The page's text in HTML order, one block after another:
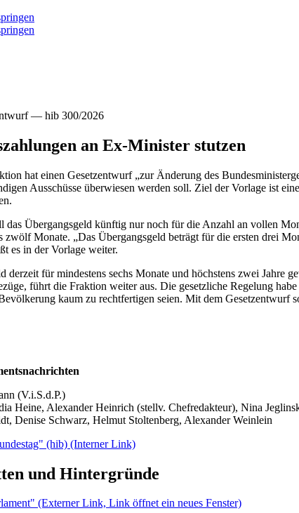
— hib 300/2026
an Ex-Minister stutzen
hat einen Gesetzentwurf „zur Änderung des
Ausschüsse überwiesen werden soll. Ziel der Vorlage ist
das Übergangsgeld künftig nur noch für die Anzahl an vollen
zwölf Monate. „Das Übergangsgeld beträgt für die ersten drei
es in der Vorlage weiter.
derzeit für mindestens sechs Monate und höchstens zwei
führt die Fraktion weiter aus. Die gesetzliche Regelung
kaum zu rechtfertigen seien. Mit dem
(V.i.S.d.P.)
Heine, Alexander Heinrich (stellv. Chefredakteur), Nina
Denise Schwarz, Helmut Stoltenberg, Alexander Weinlein
(hib) (Interner Link)
und Hintergründe
(Externer Link, Link öffnet ein neues Fenster)